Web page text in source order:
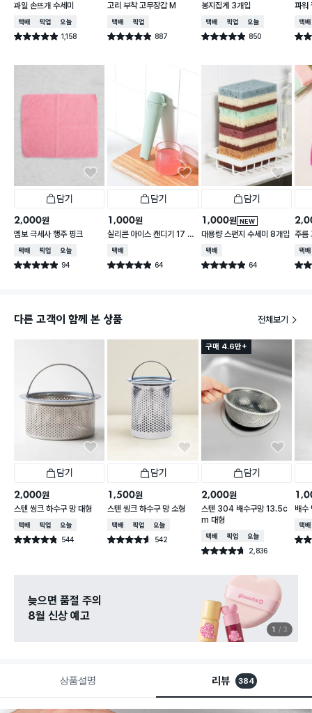
과일 손뜨개 수세미
택배배송매장픽업오늘배송
별점 4.9점 1,158
건 작성
고리 부착 고무장갑 M
택배배송매장픽업
별점 4.9점 887
건 작성
봉지집게 3개입
택배배송매장픽업오늘배송
별점 4.9점 850
건 작성
파워
택배
별점
담기
2,000원
엠보 극세사 행주 핑크
택배배송매장픽업오늘배송
별점 4.9점 94
건 작성
담기
1,000원
실리콘 아이스 캔디기 17 X
4 cm
택배배송
별점 4.9점 64
건 작성
담기
NEW
1,000원
대용량 스펀지 수세미 8개입
택배배송
별점 4.9점 64
건 작성
주름
택배
별점
다른 고객이 함께 본 상품 전체보기
담기
2,000원
스텐 씽크 하수구 망 대형
택배배송매장픽업오늘배송
별점 4.8점 544
건 작성
담기
1,500원
스텐 씽크 하수구 망 소형
택배배송매장픽업오늘배송
별점 4.6점 542
건 작성
구매 4.6만+
담기
2,000원
스텐 304 배수구망 13.5c
m 대형
택배배송매장픽업오늘배송
별점 4.7점 2,836
건 작성
배수
택배
별점
늦으면 품절 주의
8월 신상 예고
1 3
상품설명 리뷰 384